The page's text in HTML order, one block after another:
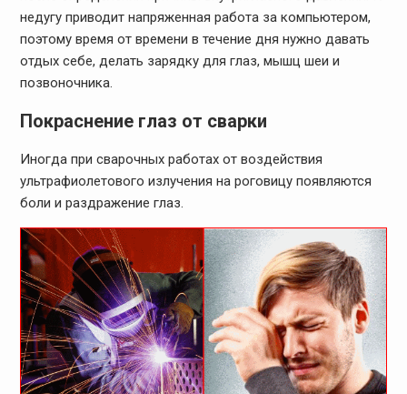
недугу приводит напряженная работа за компьютером,
поэтому время от времени в течение дня нужно давать
отдых себе, делать зарядку для глаз, мышц шеи и
позвоночника.
Покраснение глаз от сварки
Иногда при сварочных работах от воздействия
ультрафиолетового излучения на роговицу появляются
боли и раздражение глаз.